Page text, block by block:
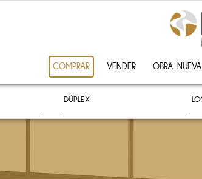
COMPRAR VENDER OBRA NUEVA